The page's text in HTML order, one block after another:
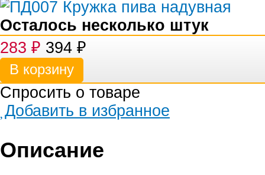
Осталось несколько штук
283 ₽ 394 ₽
Спросить о товаре
Добавить в избранное
Описание